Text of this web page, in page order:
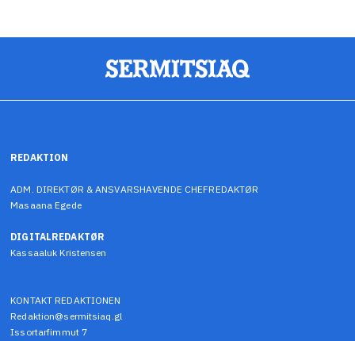
REDAKTION
ADM. DIREKTØR & ANSVARSHAVENDE CHEFREDAKTØR
Masaana Egede
DIGITALREDAKTØR
Kassaaluk Kristensen
KONTAKT REDAKTIONEN
Redaktion@sermitsiaq.gl
Issortarfimmut 7